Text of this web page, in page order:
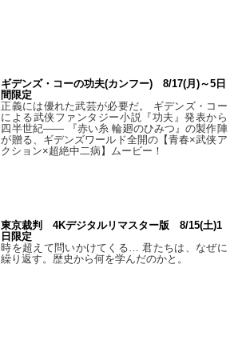
ギデンズ・コーの功夫(カンフー) 8/17(月)～5日
間限定
正義には優れた武芸が必要だ。 ギデンズ・コー
による武侠ファンタジー小説『功夫』発表から
四半世紀―― 『赤い糸 輪廻のひみつ』の製作陣
が贈る、ギデンズワールド全開の【青春×武侠ア
クション×超絶中二病】ムービー！
東京裁判 4Kデジタルリマスター版 8/15(土)1
日限定
時を超えて問いかけてくる… 君たちは、なぜに
繰り返す。歴史から何を学んだのかと。